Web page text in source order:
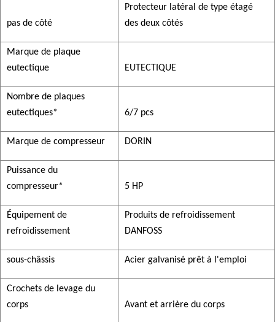
pas de côté
Protecteur latéral de type étagé
des deux côtés
Marque de plaque
eutectique
EUTECTIQUE
Nombre de plaques
eutectiques*
6/7 pcs
Marque de compresseur DORIN
Puissance du
compresseur*
5 HP
Équipement de
refroidissement
Produits de refroidissement
DANFOSS
sous-châssis Acier galvanisé prêt à l'emploi
Crochets de levage du
corps
Avant et arrière du corps